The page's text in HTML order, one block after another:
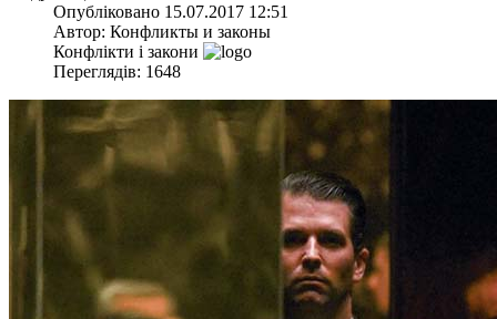
Опубліковано 15.07.2017 12:51
Автор: Конфликты и законы
Конфлікти і закони
Переглядів: 1648